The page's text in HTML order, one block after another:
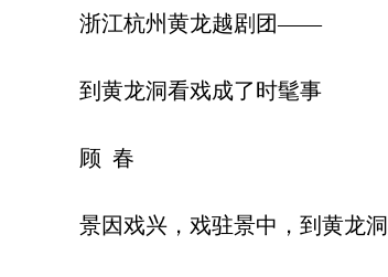
浙江杭州黄龙越剧团——
到黄龙洞看戏成了时髦事
顾 春
景因戏兴，戏驻景中，到黄龙洞